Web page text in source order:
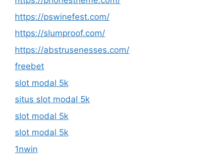
https://pswinefest.com/
https://slumproof.com/
https://abstrusenesses.com/
freebet
slot modal 5k
situs slot modal 5k
slot modal 5k
slot modal 5k
1nwin